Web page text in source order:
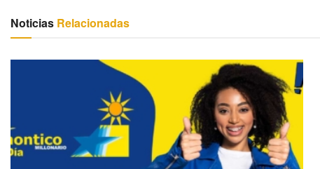
Noticias Relacionadas